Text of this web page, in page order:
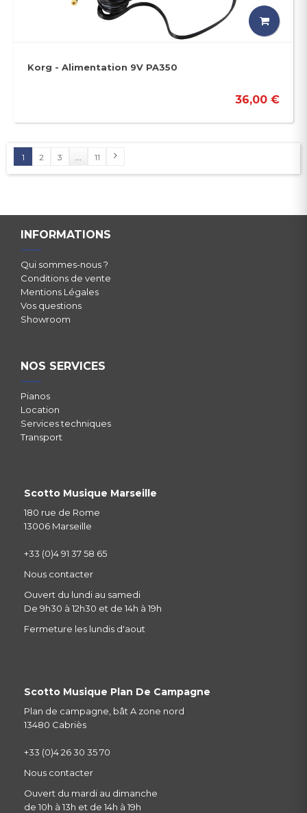
Korg - Alimentation 9V PA350
36,00 €
1 2 3 11
INFORMATIONS
Qui sommes-nous ?
Conditions de vente
Mentions Légales
Vos questions
Showroom
NOS SERVICES
Pianos
Location
Services techniques
Transport
Scotto Musique Marseille
180 rue de Rome
13006 Marseille
+33 (0)4 91 37 58 65
Nous contacter
Ouvert du lundi au samedi
De 9h30 à 12h30 et de 14h à 19h
Fermeture les lundis d'aout
Scotto Musique Plan De Campagne
Plan de campagne, bât A zone nord
13480 Cabriès
+33 (0)4 26 30 35 70
Nous contacter
Ouvert du mardi au dimanche
de 10h à 13h et de 14h à 19h